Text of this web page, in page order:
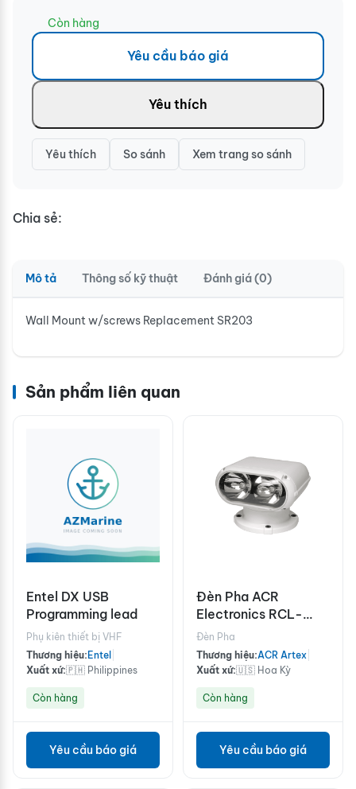
Còn hàng
Yêu cầu báo giá
Yêu thích
Yêu thích So sánh Xem trang so sánh
Chia sẻ:
Mô tả Thông số kỹ thuật Đánh giá (0)
Wall Mount w/screws Replacement SR203
Sản phẩm liên quan
Entel DX USB
Programming lead
Phụ kiên thiết bị VHF
Thương hiệu: Entel
Xuất xứ:🇵🇭 Philippines
Còn hàng
Yêu cầu báo giá
Đèn Pha ACR
Electronics RCL-
300A
Đèn Pha
Thương hiệu:ACR Artex
Xuất xứ:🇺🇸 Hoa Kỳ
Còn hàng
Yêu cầu báo giá